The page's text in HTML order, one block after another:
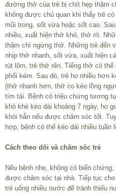
đường thở của trẻ bị chít hẹp thậm
không được chủ quan khi thấy trẻ
mũi trong, sốt vừa hoặc sốt cao.
nhiều, xuất hiện thở khó, thở rít.
thậm chí ngừng thở. Những trẻ đến
nhịp thở nhanh, sốt vừa, xuất hiện
rút lõm, trẻ thở rên. Tiếng thở có
phổi kém. Sau đó, trẻ ho nhiều hơn
(thở nhanh hơn, thở co kéo lồng
tím tái. Bệnh có triệu chứng tương
khò khè kéo dài khoảng 7 ngày, ho
khỏi hẳn nếu được chăm sóc tốt.
hợp, bệnh có thể kéo dài nhiều tuần
Cách theo dõi và chăm sóc trẻ
Nếu bệnh nhẹ, không có biến
được chăm sóc tại nhà. Tiếp tục
trẻ uống nhiều nước để tránh thiếu